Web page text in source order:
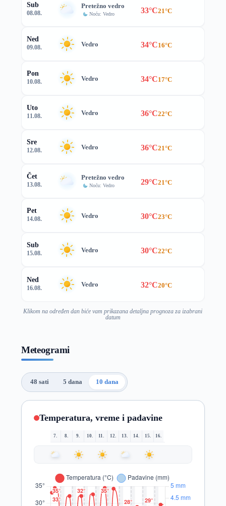
Sub
08.08.
Pretežno vedro
Noću: Vedro 33°C21°C
Ned
09.08. Vedro 34°C16°C
Pon
10.08. Vedro 34°C17°C
Uto
11.08. Vedro 36°C22°C
Sre
12.08. Vedro 36°C21°C
Čet
13.08.
Pretežno vedro
Noću: Vedro 29°C21°C
Pet
14.08. Vedro 30°C23°C
Sub
15.08. Vedro 30°C22°C
Ned
16.08. Vedro 32°C20°C
Klikom na određen dan biće vam prikazana detaljna prognoza za izabrani
datum
Meteogrami
48 sati 5 dana 10 dana
Temperatura, vreme i padavine
7. 8. 9. 10. 11. 12. 13. 14. 15. 16.